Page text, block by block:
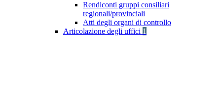
Rendiconti gruppi consiliari
regionali/provinciali
Atti degli organi di controllo
Articolazione degli uffici 1